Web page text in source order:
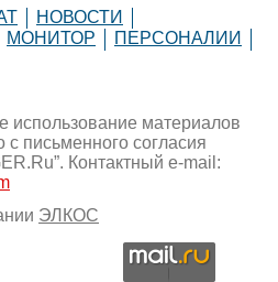
НОВОСТИ
МОНИТОР
ПЕРСОНАЛИИ
использование материалов
с письменного согласия
Контактный e-mail:
ЭЛКОС